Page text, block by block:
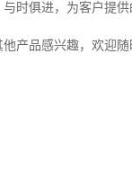
时俱进，为客户提
产品感兴趣，欢迎